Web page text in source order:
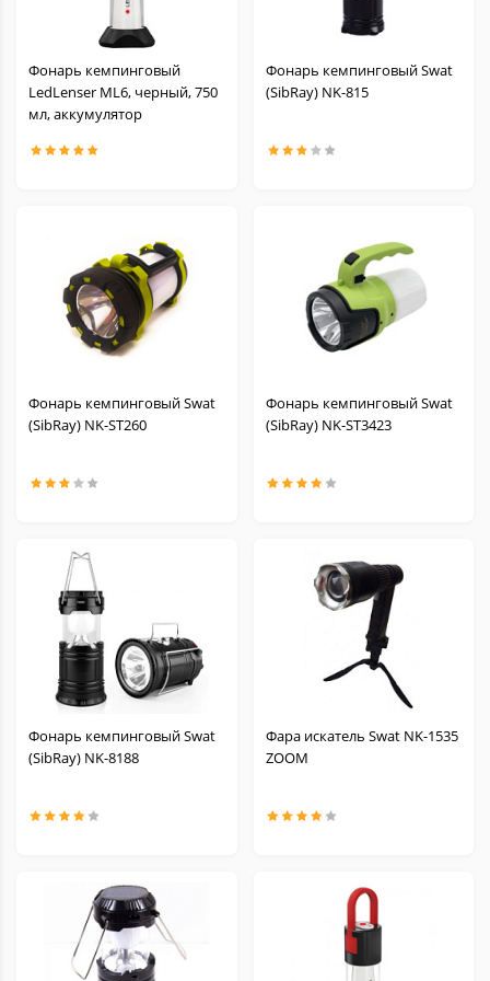
Фонарь кемпинговый
LedLenser ML6, черный, 750
мл, аккумулятор
Фонарь кемпинговый Swat
(SibRay) NK-815
Фонарь кемпинговый Swat
(SibRay) NK-ST260
Фонарь кемпинговый Swat
(SibRay) NK-ST3423
Фонарь кемпинговый Swat
(SibRay) NK-8188
Фара искатель Swat NK-1535
ZOOM